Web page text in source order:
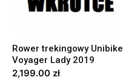
Rower trekingowy Unibike
Voyager Lady 2019
2,199.00 zł